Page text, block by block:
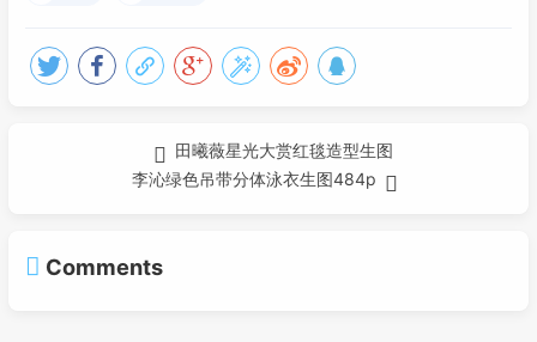
田曦薇星光大赏红毯造型生图
李沁绿色吊带分体泳衣生图484p
Comments